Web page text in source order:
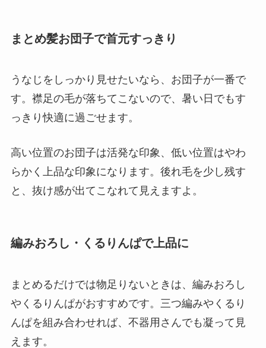
まとめ髪お団子で首元すっきり
うなじをしっかり見せたいなら、お団子が一番で
す。襟足の毛が落ちてこないので、暑い日でもす
っきり快適に過ごせます。
高い位置のお団子は活発な印象、低い位置はやわ
らかく上品な印象になります。後れ毛を少し残す
と、抜け感が出てこなれて見えますよ。
編みおろし・くるりんぱで上品に
まとめるだけでは物足りないときは、編みおろし
やくるりんぱがおすすめです。三つ編みやくるり
んぱを組み合わせれば、不器用さんでも凝って見
えます。